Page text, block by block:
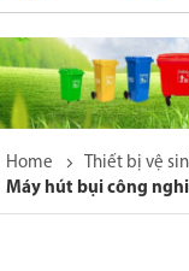
Home Thiết bị vệ
Máy hút bụi công